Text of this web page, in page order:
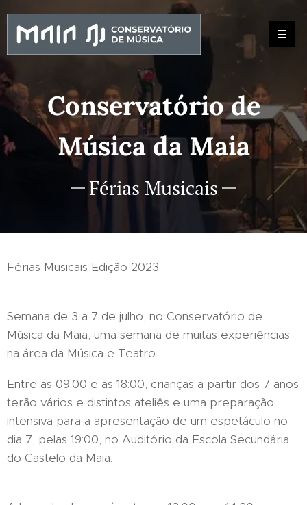
Conservatório de
Música da Maia
Férias Musicais
Férias Musicais Edição 2023
Semana de 3 a 7 de julho, no Conservatório de
Música da Maia, uma semana de muitas experiências
na área da Música e Teatro.
Entre as 09.00 e as 18:00, crianças a partir dos 7 anos
terão vários e distintos ateliês e uma preparação
intensiva para a apresentação de um espetáculo no
dia 7, pelas 19:00, no Auditório da Escola Secundária
do Castelo da Maia.